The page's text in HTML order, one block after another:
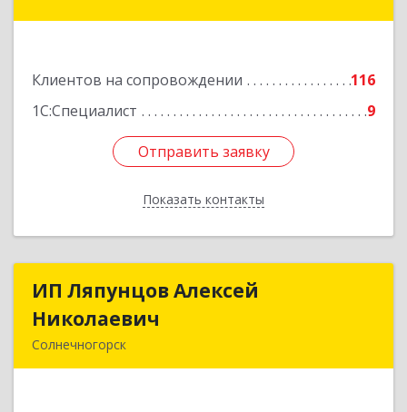
Клиентов на сопровождении
116
1С:Специалист
9
Отправить заявку
Показать контакты
Отправить заявку
Назад
ИП Ляпунцов Алексей
Николаевич
Солнечногорск
ИП Ляпунцов Алексей